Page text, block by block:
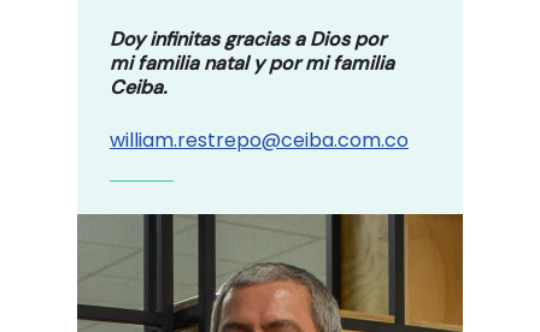
Doy infinitas gracias a Dios por
mi familia natal y por mi familia
Ceiba.
william.restrepo@ceiba.com.co